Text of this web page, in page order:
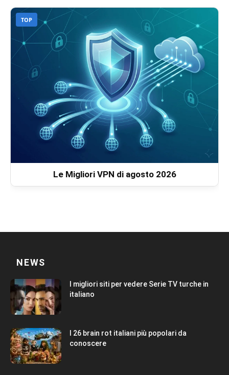
TOP
Le Migliori VPN di agosto 2026
NEWS
I migliori siti per vedere Serie TV turche in
italiano
I 26 brain rot italiani più popolari da
conoscere